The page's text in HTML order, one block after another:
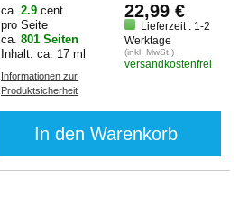
ca. 2.9 cent
pro Seite
ca. 801 Seiten
Inhalt: ca. 17 ml
Informationen zur
Produktsicherheit
22,99 €
Lieferzeit : 1-2
Werktage
(inkl. MwSt.)
versandkostenfrei
In den Warenkorb